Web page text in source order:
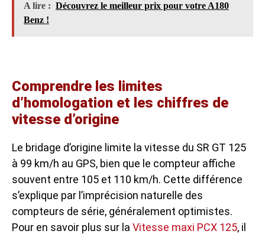
A lire : Découvrez le meilleur prix pour votre A180
Benz !
Comprendre les limites
d’homologation et les chiffres de
vitesse d’origine
Le bridage d’origine limite la vitesse du SR GT 125
à 99 km/h au GPS, bien que le compteur affiche
souvent entre 105 et 110 km/h. Cette différence
s’explique par l’imprécision naturelle des
compteurs de série, généralement optimistes.
Pour en savoir plus sur la Vitesse maxi PCX 125, il